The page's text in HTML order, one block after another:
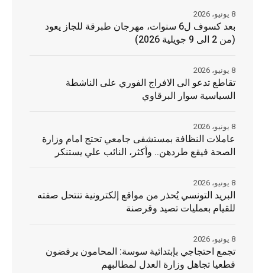
بعد كسوف ل6 سنوات، مهرجان طبرقة للجاز يعود
(من 2 الى 9 جويلية 2026)
8 يونيو، 2026
تقاطع تدعو الى الافراج الفوري على الناشطة
السياسية سوار البرقاوي
8 يونيو، 2026
عاملات النظافة بمستشفى جامعي تحتج امام وزارة
الصحة فيقع طردهن.. وأكثر، النائب علي يستنكر
8 يونيو، 2026
البريد التونسي يُحذر من مواقع إلكترونية تنتحل صفته
للقيام بعمليات تصيد وقرصنة
8 يونيو، 2026
تجمع احتجاجي بإبتدائية سوسة: المحامون يرفضون
قطعيا تجاهل وزارة العدل لمطالبهم
8 يونيو، 2026